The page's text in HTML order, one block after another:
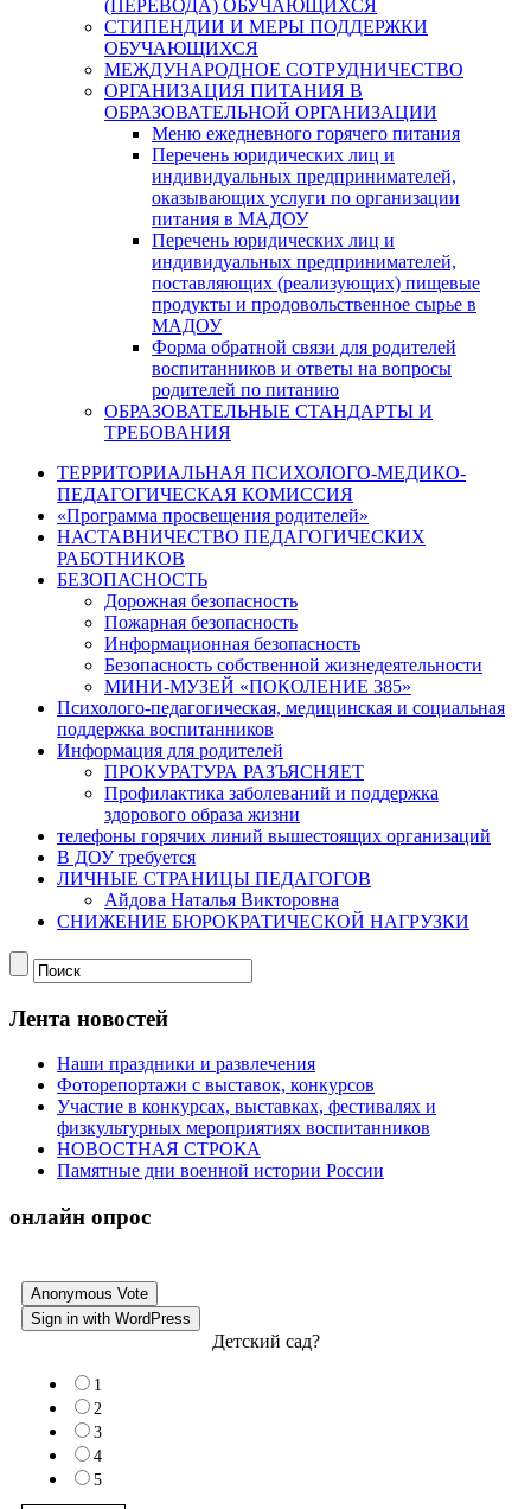
(ПЕРЕВОДА) ОБУЧАЮЩИХСЯ
СТИПЕНДИИ И МЕРЫ ПОДДЕРЖКИ
ОБУЧАЮЩИХСЯ
МЕЖДУНАРОДНОЕ СОТРУДНИЧЕСТВО
ОРГАНИЗАЦИЯ ПИТАНИЯ В
ОБРАЗОВАТЕЛЬНОЙ ОРГАНИЗАЦИИ
Меню ежедневного горячего питания
Перечень юридических лиц и
индивидуальных предпринимателей,
оказывающих услуги по организации
питания в МАДОУ
Перечень юридических лиц и
индивидуальных предпринимателей,
поставляющих (реализующих) пищевые
продукты и продовольственное сырье в
МАДОУ
Форма обратной связи для родителей
воспитанников и ответы на вопросы
родителей по питанию
ОБРАЗОВАТЕЛЬНЫЕ СТАНДАРТЫ И
ТРЕБОВАНИЯ
ТЕРРИТОРИАЛЬНАЯ ПСИХОЛОГО-МЕДИКО-
ПЕДАГОГИЧЕСКАЯ КОМИССИЯ
«Программа просвещения родителей»
НАСТАВНИЧЕСТВО ПЕДАГОГИЧЕСКИХ
РАБОТНИКОВ
БЕЗОПАСНОСТЬ
Дорожная безопасность
Пожарная безопасность
Информационная безопасность
Безопасность собственной жизнедеятельности
МИНИ-МУЗЕЙ «ПОКОЛЕНИЕ 385»
Психолого-педагогическая, медицинская и социальная
поддержка воспитанников
Информация для родителей
ПРОКУРАТУРА РАЗЪЯСНЯЕТ
Профилактика заболеваний и поддержка
здорового образа жизни
телефоны горячих линий вышестоящих организаций
В ДОУ требуется
ЛИЧНЫЕ СТРАНИЦЫ ПЕДАГОГОВ
Айдова Наталья Викторовна
СНИЖЕНИЕ БЮРОКРАТИЧЕСКОЙ НАГРУЗКИ
Лента новостей
Наши праздники и развлечения
Фоторепортажи с выставок, конкурсов
Участие в конкурсах, выставках, фестивалях и
физкультурных мероприятиях воспитанников
НОВОСТНАЯ СТРОКА
Памятные дни военной истории России
онлайн опрос
Anonymous Vote
Sign in with WordPress
Детский сад?
1
2
3
4
5